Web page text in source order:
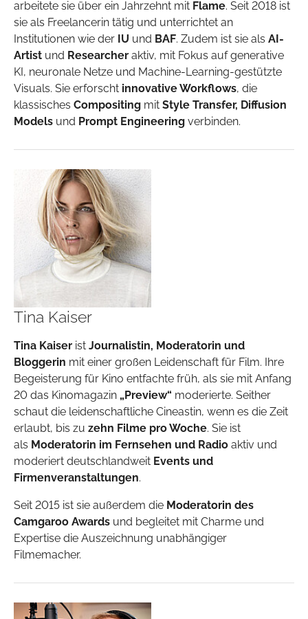
arbeitete sie über ein Jahrzehnt mit Flame. Seit 2018 ist
sie als Freelancerin tätig und unterrichtet an
Institutionen wie der IU und BAF. Zudem ist sie als AI-
Artist und Researcher aktiv, mit Fokus auf generative
KI, neuronale Netze und Machine-Learning-gestützte
Visuals. Sie erforscht innovative Workflows, die
klassisches Compositing mit Style Transfer, Diffusion
Models und Prompt Engineering verbinden.
Tina Kaiser
Tina Kaiser ist Journalistin, Moderatorin und
Bloggerin mit einer großen Leidenschaft für Film. Ihre
Begeisterung für Kino entfachte früh, als sie mit Anfang
20 das Kinomagazin „Preview“ moderierte. Seither
schaut die leidenschaftliche Cineastin, wenn es die Zeit
erlaubt, bis zu zehn Filme pro Woche. Sie ist
als Moderatorin im Fernsehen und Radio aktiv und
moderiert deutschlandweit Events und
Firmenveranstaltungen.
Seit 2015 ist sie außerdem die Moderatorin des
Camgaroo Awards und begleitet mit Charme und
Expertise die Auszeichnung unabhängiger
Filmemacher.